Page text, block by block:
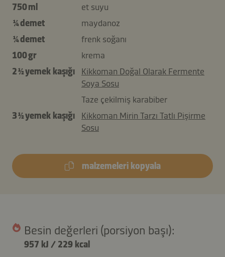
750 ml
et suyu
¼ demet
maydanoz
¼ demet
frenk soğanı
100 gr
krema
2 ½ yemek kaşığı
Kikkoman Doğal Olarak Fermente
Soya Sosu
Taze çekilmiş karabiber
3 ½ yemek kaşığı
Kikkoman Mirin Tarzı Tatlı Pişirme
Sosu
malzemeleri kopyala
Besin değerleri (porsiyon başı):
957 kJ / 229 kcal